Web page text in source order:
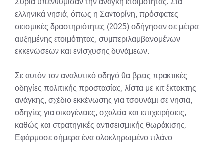
Συρία υπενθύμισαν την ανάγκη ετοιμότητας. Στα
ελληνικά νησιά, όπως η Σαντορίνη, πρόσφατες
σεισμικές δραστηριότητες (2025) οδήγησαν σε μέτρα
αυξημένης ετοιμότητας, συμπεριλαμβανομένων
εκκενώσεων και ενίσχυσης δυνάμεων.
Σε αυτόν τον αναλυτικό οδηγό θα βρεις πρακτικές
οδηγίες πολιτικής προστασίας, λίστα με κιτ έκτακτης
ανάγκης, σχέδιο εκκένωσης για τσουνάμι σε νησιά,
οδηγίες για οικογένειες, σχολεία και επιχειρήσεις,
καθώς και στρατηγικές αντισεισμικής θωράκισης.
Εφάρμοσε σήμερα ένα ολοκληρωμένο πλάνο